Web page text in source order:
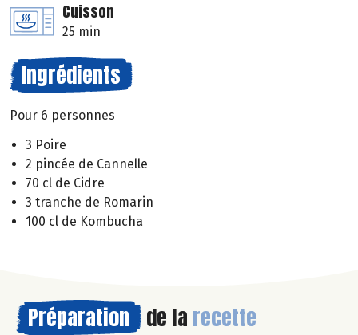
Cuisson
25 min
Ingrédients
Pour 6 personnes
3 Poire
2 pincée de Cannelle
70 cl de Cidre
3 tranche de Romarin
100 cl de Kombucha
Préparation de la recette